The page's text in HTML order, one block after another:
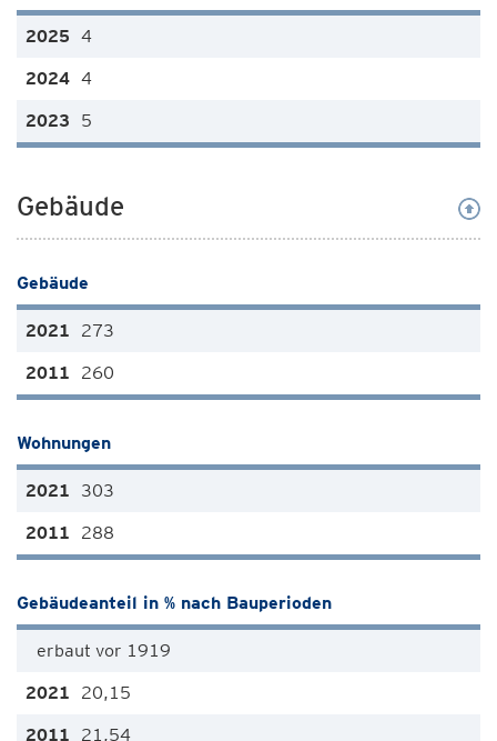
4
4
5
Gebäude
Gebäude
273
260
Wohnungen
303
288
Gebäudeanteil in % nach Bauperioden
erbaut vor 1919
20,15
21,54